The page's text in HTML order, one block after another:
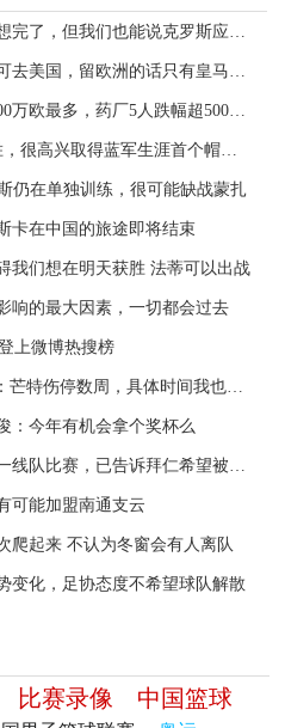
库库：欧洲杯踢德国手球时心想完了，但我们也能说克罗斯应被罚下
斯塔姆：若范迪克离开利物浦可去美国，留欧洲的话只有皇马可行
德甲身价跌幅榜：萨内下降1500万欧最多，药厂5人跌幅超500万欧
18岁吉乌社媒：欧协联6战全胜，很高兴取得蓝军生涯首个帽子戏法
仍在单独训练，很可能缺战蒙扎
卡在中国的旅途即将结束
我们想在明天获胜 法蒂可以出战
响的最大因素，一切都会过去
上微博热搜榜
加盟1年半就上了32场!阿莫林：芒特伤停数周，具体时间我也不知道
：今年有机会拿个奖杯么
18岁澳国脚伊兰昆达：我想踢一线队比赛，已告诉拜仁希望被外租
可能加盟南通支云
爬起来 不认为冬窗会有人离队
变化，足协态度不希望球队解散
比赛录像 中国篮球